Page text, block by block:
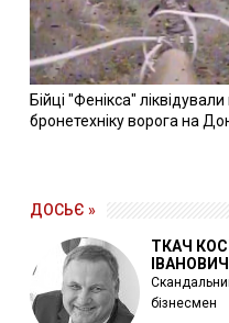
Бійці "Фенікса" ліквідували
бронетехніку ворога на
ДОСЬЄ »
ТКАЧ
ІВАНОВИЧ
бізнесмен